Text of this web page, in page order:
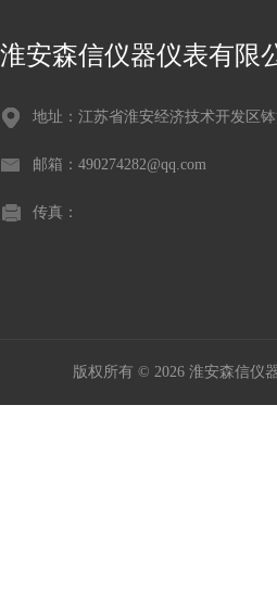
淮安森信仪器仪表有限
地址：江苏省淮安经济技术开发区
邮箱：490274282@qq.com
传真：
版权所有 © 2026 淮安森信